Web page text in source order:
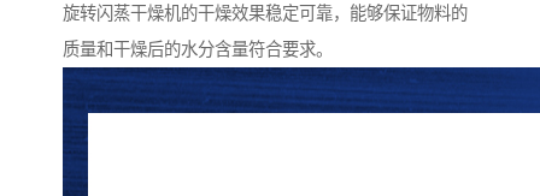
旋转闪蒸干燥机的干燥效果稳定可靠，能够保证物料的
质量和干燥后的水分含量符合要求。